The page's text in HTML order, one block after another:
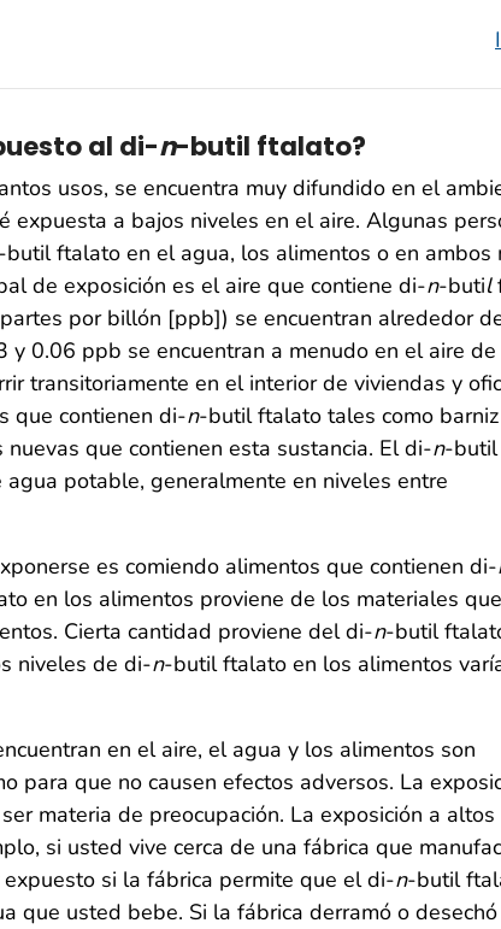
al di-n-butil ftalato?
usos, se encuentra muy difundido en el
a bajos niveles en el aire. Algunas
butil ftalato en el agua, los alimentos o en ambos
de exposición es el aire que contiene di-n-butil
por billón [ppb]) se encuentran alrededor
0.06 ppb se encuentran a menudo en el aire de
transitoriamente en el interior de viviendas y
que contienen di-n-butil ftalato tales como
que contienen esta sustancia. El di-n-
potable, generalmente en niveles entre
es comiendo alimentos que contienen di-
en los alimentos proviene de los materiales
Cierta cantidad proviene del di-n-butil
niveles de di-n-butil ftalato en los alimentos
en el aire, el agua y los alimentos son
para que no causen efectos adversos. La
materia de preocupación. La exposición a altos
si usted vive cerca de una fábrica que
si la fábrica permite que el di-n-butil
que usted bebe. Si la fábrica derramó o